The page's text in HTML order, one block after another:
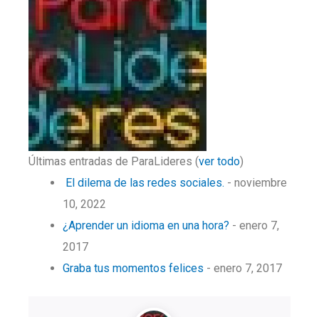
Últimas entradas de ParaLideres (ver todo)
El dilema de las redes sociales. - noviembre
10, 2022
¿Aprender un idioma en una hora? - enero 7,
2017
Graba tus momentos felices - enero 7, 2017